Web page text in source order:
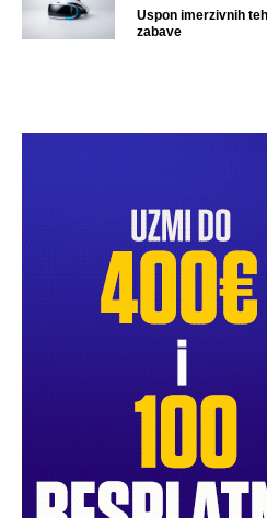
Uspon imerzivnih
zabave